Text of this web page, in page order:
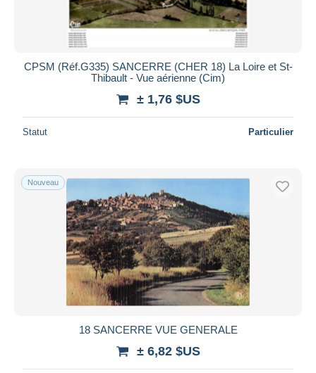
CPSM (Réf.G335) SANCERRE (CHER 18) La Loire et St-
Thibault - Vue aérienne (Cim)
± 1,76 $US
Statut Particulier
Nouveau
18 SANCERRE VUE GENERALE
± 6,82 $US